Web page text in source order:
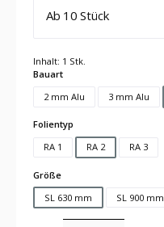
Ab 10 Stück
Inhalt: 1 Stk.
Bauartauswählen
2 mm Alu
3 mm Alu
Folientyp
RA 1
RA 2 RA 3
Größeauswählen
SL 630 mm
SL 900 mm